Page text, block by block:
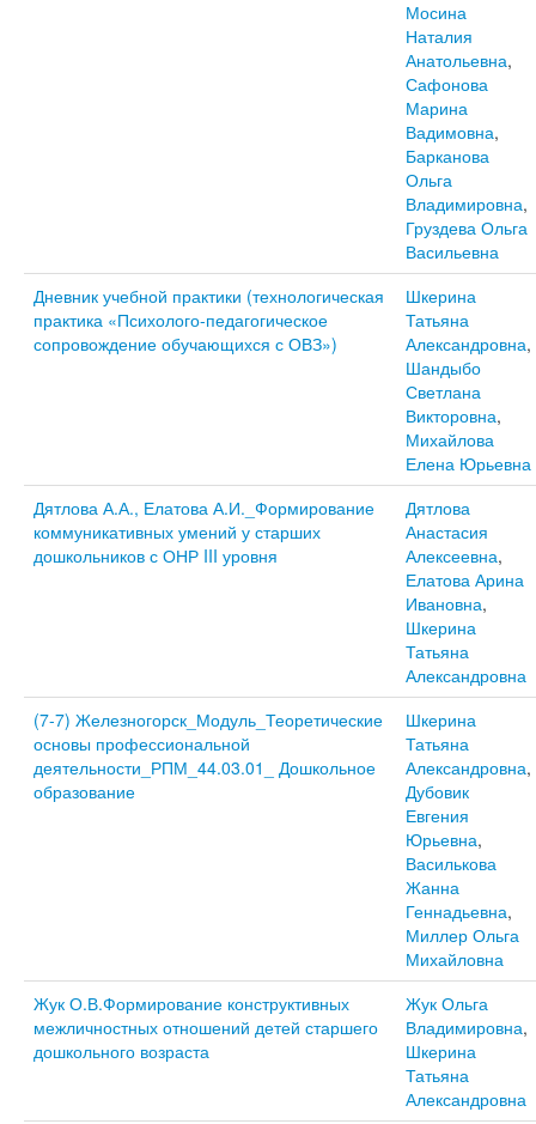
Мосина
Наталия
Анатольевна,
Сафонова
Марина
Вадимовна,
Барканова
Ольга
Владимировна,
Груздева Ольга
Васильевна
Дневник учебной практики (технологическая
практика «Психолого-педагогическое
сопровождение обучающихся с ОВЗ»)
Шкерина
Татьяна
Александровна,
Шандыбо
Светлана
Викторовна,
Михайлова
Елена Юрьевна
Дятлова А.А., Елатова А.И._Формирование
коммуникативных умений у старших
дошкольников с ОНР III уровня
Дятлова
Анастасия
Алексеевна,
Елатова Арина
Ивановна,
Шкерина
Татьяна
Александровна
(7-7) Железногорск_Модуль_Теоретические
основы профессиональной
деятельности_РПМ_44.03.01_ Дошкольное
образование
Шкерина
Татьяна
Александровна,
Дубовик
Евгения
Юрьевна,
Василькова
Жанна
Геннадьевна,
Миллер Ольга
Михайловна
Жук О.В.Формирование конструктивных
межличностных отношений детей старшего
дошкольного возраста
Жук Ольга
Владимировна,
Шкерина
Татьяна
Александровна